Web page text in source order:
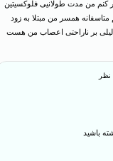
کنم من مدت طولانیی فلوکسیتین
همسر من مبتلا به زود
بر ناراحتی اعصاب من هست
نظر
باشید